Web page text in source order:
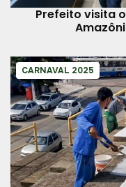
Prefeito visita
CARNAVAL 2025